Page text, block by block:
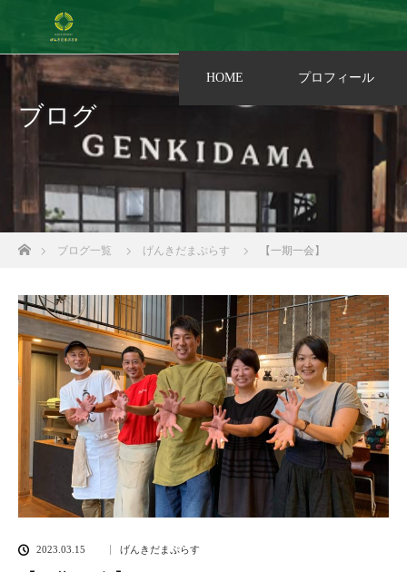
HOME プロフィール
ブログ
ホームブログ一覧 げんきだまぷらす 【一期一会】
2023.03.15 げんきだまぷらす